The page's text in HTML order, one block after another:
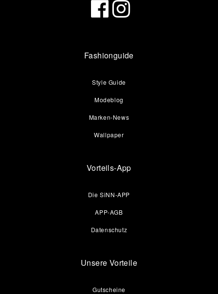
Fashionguide
Style Guide
Modeblog
Marken-News
Wallpaper
Vorteils-App
Die SiNN-APP
APP-AGB
Datenschutz
Unsere Vorteile
Gutscheine